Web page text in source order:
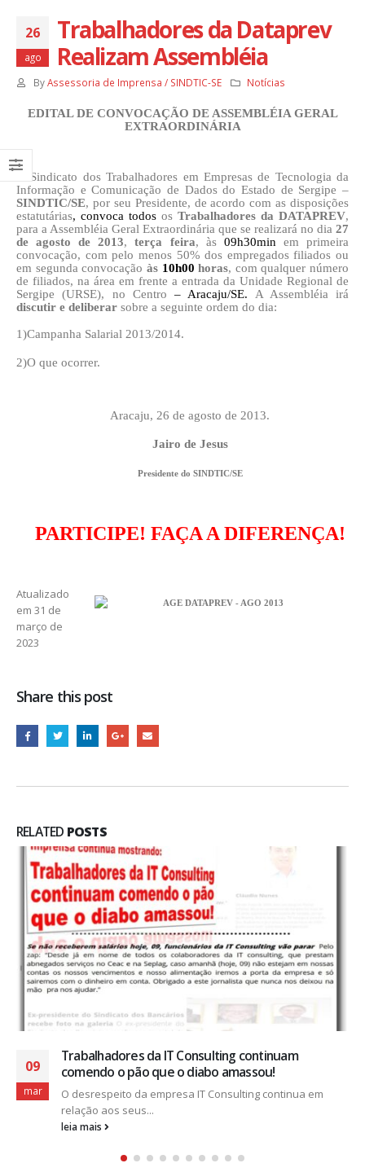
26
ago
Trabalhadores da Dataprev
Realizam Assembléia
ByAssessoria de Imprensa / SINDTIC-SE Notícias
EDITAL DE CONVOCAÇÃO DE ASSEMBLÉIA GERAL
EXTRAORDINÁRIA
O Sindicato dos Trabalhadores em Empresas de Tecnologia da
Informação e Comunicação de Dados do Estado de Sergipe –
SINDTIC/SE, por seu Presidente, de acordo com as disposições
estatutárias, convoca todos os Trabalhadores da DATAPREV,
para a Assembléia Geral Extraordinária que se realizará no dia 27
de agosto de 2013,terça feira, às 09h30min em primeira
convocação, com pelo menos 50% dos empregados filiados ou
em segunda convocação às 10h00 horas, com qualquer número
de filiados, na área em frente a entrada da Unidade Regional de
Sergipe (URSE), no Centro – Aracaju/SE. A Assembléia irá
discutir e deliberar sobre a seguinte ordem do dia:
1)Campanha Salarial 2013/2014.
2)O que ocorrer.
Aracaju, 26 de agosto de 2013.
Jairo de Jesus
Presidente do SINDTIC/SE
PARTICIPE! FAÇA A DIFERENÇA!
Atualizado
em 31 de
março de
2023
Share this post
RELATED POSTS
09
mar
Trabalhadores da IT Consulting continuam
comendo o pão que o diabo amassou!
O desrespeito da empresa IT Consulting continua em
relação aos seus...
leia mais